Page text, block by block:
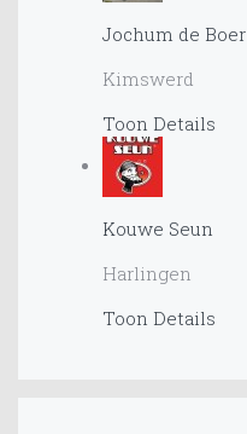
Jochum de Boer
Kimswerd
Toon Details
Kouwe Seun
Harlingen
Toon Details